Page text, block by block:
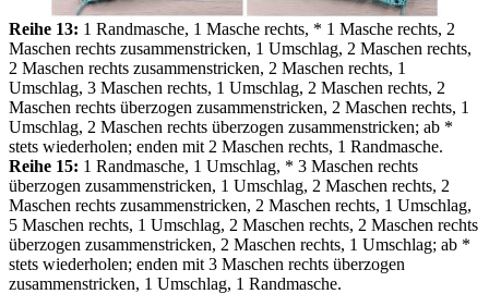
Reihe 13: 1 Randmasche, 1 Masche rechts, * 1 Masche rechts, 2
Maschen rechts zusammenstricken, 1 Umschlag, 2 Maschen rechts,
2 Maschen rechts zusammenstricken, 2 Maschen rechts, 1
Umschlag, 3 Maschen rechts, 1 Umschlag, 2 Maschen rechts, 2
Maschen rechts überzogen zusammenstricken, 2 Maschen rechts, 1
Umschlag, 2 Maschen rechts überzogen zusammenstricken; ab *
stets wiederholen; enden mit 2 Maschen rechts, 1 Randmasche.
Reihe 15: 1 Randmasche, 1 Umschlag, * 3 Maschen rechts
überzogen zusammenstricken, 1 Umschlag, 2 Maschen rechts, 2
Maschen rechts zusammenstricken, 2 Maschen rechts, 1 Umschlag,
5 Maschen rechts, 1 Umschlag, 2 Maschen rechts, 2 Maschen rechts
überzogen zusammenstricken, 2 Maschen rechts, 1 Umschlag; ab *
stets wiederholen; enden mit 3 Maschen rechts überzogen
zusammenstricken, 1 Umschlag, 1 Randmasche.